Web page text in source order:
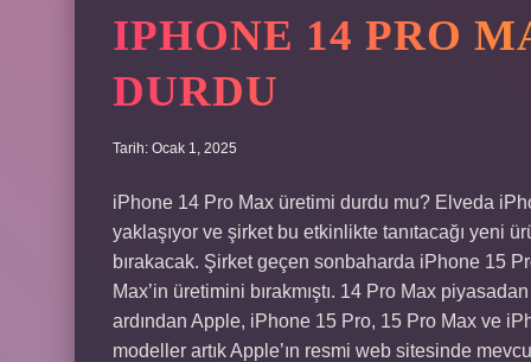
IPHONE 14 PRO
DURDU
Tarih: Ocak 1, 2025
iPhone 14 Pro Max üretimi durdu mu? Elveda
yaklaşıyor ve şirket bu etkinlikte tanıtacağı yeni
bırakacak. Şirket geçen sonbaharda iPhone 15
Max’in üretimini bırakmıştı. 14 Pro Max
ardından Apple, iPhone 15 Pro, 15 Pro Max ve
modeller artık Apple’ın resmi web sitesinde